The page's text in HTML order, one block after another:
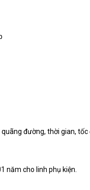
đường, thời gian, tốc
năm cho linh phụ kiện.